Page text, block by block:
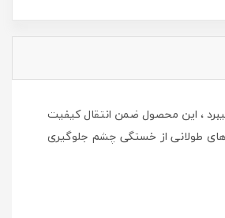
، این محصول ضمن انتقال کیفیت
طولانی از خستگی چشم جلوگیری